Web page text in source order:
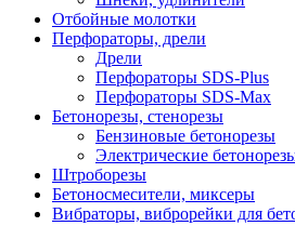
Отбойные молотки
Перфораторы, дрели
Дрели
Перфораторы SDS-Plus
Перфораторы SDS-Max
Бетонорезы, cтенорезы
Бензиновые бетонорезы
Электрические
Штроборезы
Бетоносмесители, миксеры
Вибраторы, виброрейки для